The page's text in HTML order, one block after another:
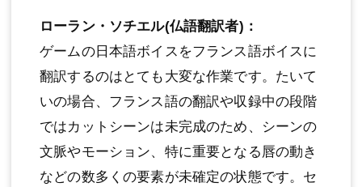
ローラン・ソチエル(仏語翻訳者)：
ゲームの日本語ボイスをフランス語ボイスに
翻訳するのはとても大変な作業です。たいて
いの場合、フランス語の翻訳や収録中の段階
ではカットシーンは未完成のため、シーンの
文脈やモーション、特に重要となる唇の動き
などの数多くの要素が未確定の状態です。セ